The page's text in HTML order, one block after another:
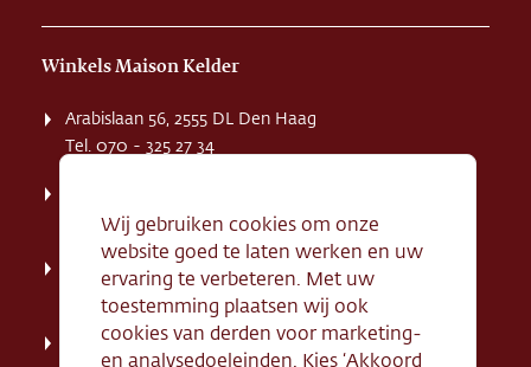
Winkels Maison Kelder
Arabislaan 56, 2555 DL Den Haag
Tel. 070 - 325 27 34
Tel. 070 - 324 94 09
Kerkstraat 71, 2242 HD Wassenaar
Tel. 070 - 517 95 07
Dorpsstraat 134, 2712 AN Zoetermeer
Wij gebruiken cookies om onze
website goed te laten werken en uw
ervaring te verbeteren. Met uw
toestemming plaatsen wij ook
cookies van derden voor marketing-
en analysedoeleinden. Kies ‘Akkoord